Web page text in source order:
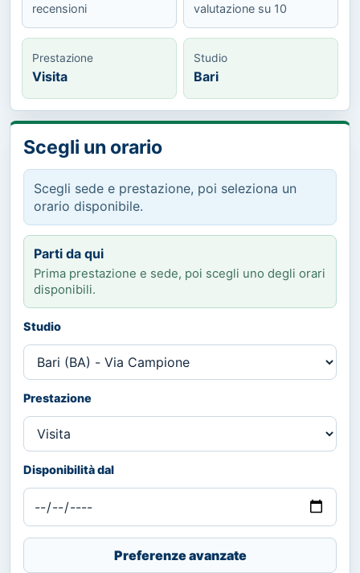
recensioni valutazione su 10
Prestazione
Visita
Studio
Bari
Scegli un orario
Scegli sede e prestazione, poi seleziona un
orario disponibile.
Parti da qui
Prima prestazione e sede, poi scegli uno degli orari
disponibili.
Studio
Prestazione
Disponibilità dal
Preferenze avanzate